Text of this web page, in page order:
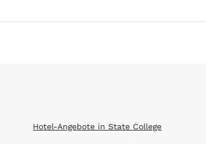
Hotel-Angebote in State College